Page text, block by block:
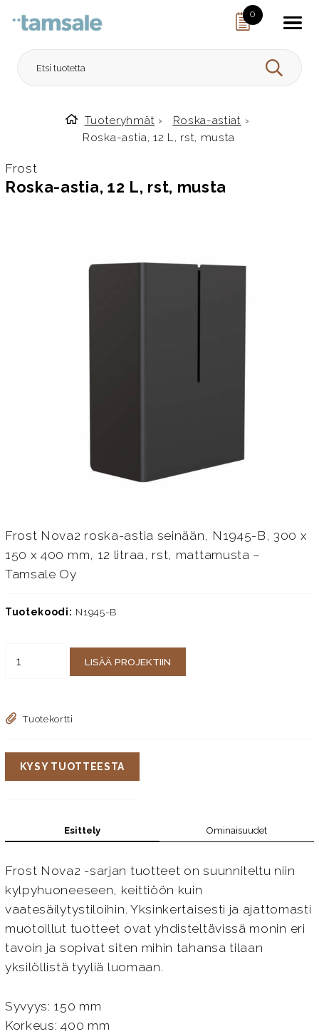
0
HAE
Etusivulle
Tuoteryhmät › Roska-astiat ›
Roska-astia, 12 L, rst, musta
Frost
Roska-astia, 12 L, rst, musta
Frost Nova2 roska-astia seinään, N1945-B, 300 x
150 x 400 mm, 12 litraa, rst, mattamusta –
Tamsale Oy
Tuotekoodi: N1945-B
LISÄÄ PROJEKTIIN
Tuotekortti
KYSY TUOTTEESTA
Esittely Ominaisuudet
Frost Nova2 -sarjan tuotteet on suunniteltu niin
kylpyhuoneeseen, keittiöön kuin
vaatesäilytystiloihin. Yksinkertaisesti ja ajattomasti
muotoillut tuotteet ovat yhdisteltävissä monin eri
tavoin ja sopivat siten mihin tahansa tilaan
yksilöllistä tyyliä luomaan.
Syvyys: 150 mm
Korkeus: 400 mm